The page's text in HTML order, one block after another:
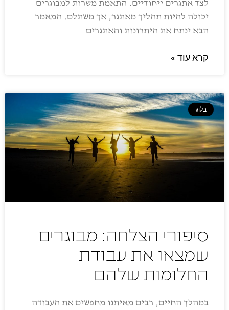
לצד אתגרים ייחודיים. התאמת משרות למבוגרים
יכולה להיות תהליך מאתגר, אך משתלם. המאמר
הבא ינתח את היתרונות והאתגרים
קרא עוד »
בלוג
סיפורי הצלחה: מבוגרים
שמצאו את עבודת
החלומות שלהם
במהלך החיים, רבים מאיתנו מחפשים את העבודה